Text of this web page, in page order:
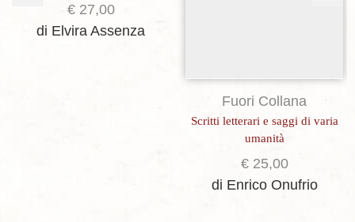
€27,00
di Elvira Assenza
Fuori Collana
Scritti letterari e saggi di varia
umanità
€25,00
di Enrico Onufrio